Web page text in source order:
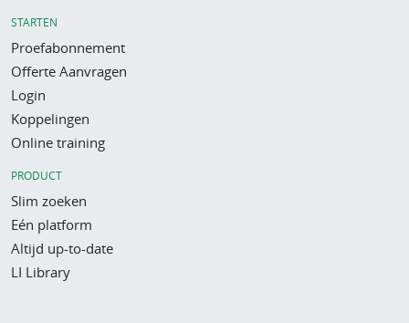
STARTEN
Proefabonnement
Offerte Aanvragen
Login
Koppelingen
Online training
PRODUCT
Slim zoeken
Eén platform
Altijd up-to-date
LI Library